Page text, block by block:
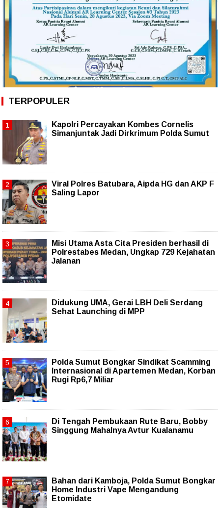
TERPOPULER
Kapolri Percayakan Kombes Cornelis
Simanjuntak Jadi Dirkrimum Polda Sumut
Viral Polres Batubara, Aipda HG dan AKP F
Saling Lapor
Misi Utama Asta Cita Presiden berhasil di
Polrestabes Medan, Ungkap 729 Kejahatan
Jalanan
Didukung UMA, Gerai LBH Deli Serdang
Sehat Launching di MPP
Polda Sumut Bongkar Sindikat Scamming
Internasional di Apartemen Medan, Korban
Rugi Rp6,7 Miliar
Di Tengah Pembukaan Rute Baru, Bobby
Singgung Mahalnya Avtur Kualanamu
Bahan dari Kamboja, Polda Sumut Bongkar
Home Industri Vape Mengandung
Etomidate